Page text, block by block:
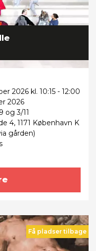
2026 kl. 10:15 - 12:00
2026
og 3/11
4, 1171 København K
gården)
Få pladser tilbage